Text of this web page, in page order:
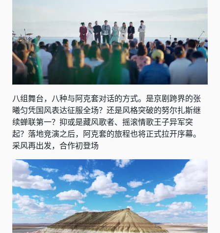
八组舞台，八种与阿克套对话的方式。是京剧跨界的张
曦匀凭国风表达征服全场？还是风格突破的努尔扎斯继
续蝉联第一？抑或是藏风歌者、摇滚情歌王子异军突
起？落地竞演之后，阿克套的旅程也将正式拉开序幕。
采风再出发，合作初登场